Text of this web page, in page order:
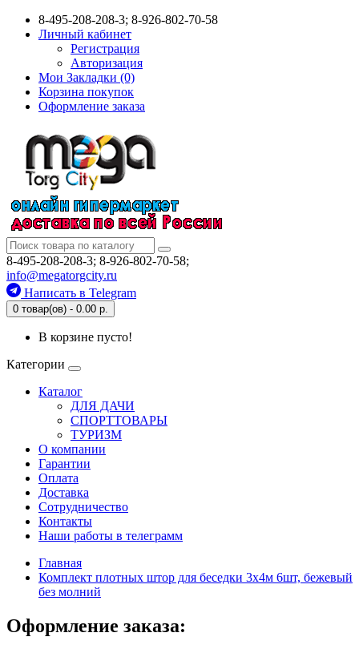
8-495-208-208-3; 8-926-802-70-58
Личный кабинет
Регистрация
Авторизация
Мои Закладки (0)
Корзина покупок
Оформление заказа
8-495-208-208-3; 8-926-802-70-58;
info@megatorgcity.ru
Написать в Telegram
0 товар(ов) - 0.00 р.
В корзине пусто!
Категории
Каталог
ДЛЯ ДАЧИ
СПОРТТОВАРЫ
ТУРИЗМ
О компании
Гарантии
Оплата
Доставка
Сотрудничество
Контакты
Наши работы в телеграмм
Главная
Комплект плотных штор для беседки 3х4м 6шт, бежевый
без молний
Оформление заказа: